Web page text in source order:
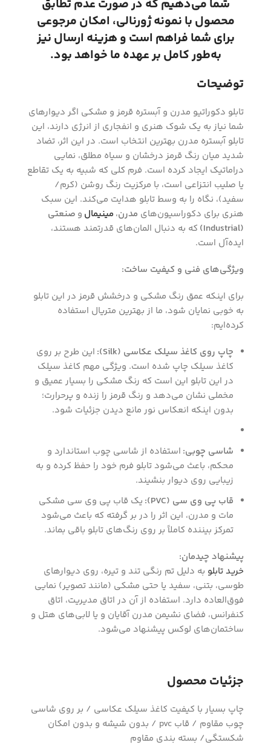
شما می‌دهیم که در صورت عدم تطابق
محصول با نمونه ژورنالی، امکان مرجوعی
برای شما فراهم است و هزینه ارسال نیز
به‌طور کامل بر عهده ما خواهد بود.
توضیحات
تابلو دکوراتیو مدرن و آبستره قرمز و مشکی اگر دیوارهای
شما نیاز به یک شوک هنری و انفجاری از انرژی دارند، این
تابلو آبستره مدرن بهترین انتخاب است. در این اثر، تضاد
شدید میان رنگ قرمز درخشان و سیاه مطلق، نمایی
دراماتیک ایجاد کرده است. فرم کلی که شبیه به یک تقاطع
یا صلیب انتزاعی است، با مرکزیت رنگ روشن (کرم/
سفید)، نگاه را به وسط تابلو هدایت می‌کند. این سبک
هنری برای دکوراسیون‌های مدرن، مینیمال و صنعتی
(Industrial)
که به دنبال المان‌های قدرتمند هستند،
ایده‌آل است.
ویژگی‌های فنی و کیفیت ساخت:
برای اینکه عمق رنگ مشکی و درخشش قرمز در این تابلو
به خوبی نمایان شود، ما از بهترین متریال استفاده
کرده‌ایم:
چاپ روی کاغذ سیلک عکاسی (Silk):
این طرح بر روی
کاغذ سیلک چاپ شده است. ویژگی مهم کاغذ سیلک
در این تابلو این است که رنگ مشکی را بسیار عمیق و
مخملی نشان می‌دهد و رنگ قرمز را زنده و پرحرارت؛
بدون اینکه انعکاس نور مانع دیدن جزئیات شود.
شاسی چوبی: استفاده از شاسی چوب استاندارد و
محکم، باعث می‌شود تابلو فرم خود را حفظ کرده و به
زیبایی روی دیوار بنشیند.
قاب پی وی سی (PVC):
یک قاب پی وی سی مشکی
مات و مدرن، این اثر را در بر گرفته که باعث می‌شود
تمرکز بیننده کاملاً بر روی رنگ‌های تابلو باقی بماند.
پیشنهاد چیدمان:
خرید تابلو به دلیل تم رنگی تند و تیره، روی دیوارهای
طوسی، بتنی، سفید یا حتی مشکی (مانند تصویر) نمایی
فوق‌العاده دارد. استفاده از آن در اتاق مدیریت، اتاق
کنفرانس، فضای نشیمن مدرن آقایان و یا لابی‌های هتل و
ساختمان‌های لوکس پیشنهاد می‌شود.
جزئیات محصول
چاپ بسیار با کیفیت کاغذ سیلک عکاسی / بر روی شاسی
چوب مقاوم / قاب pvc / بدون شیشه و بدون امکان
شکستگی/ بسته بندی مقاوم